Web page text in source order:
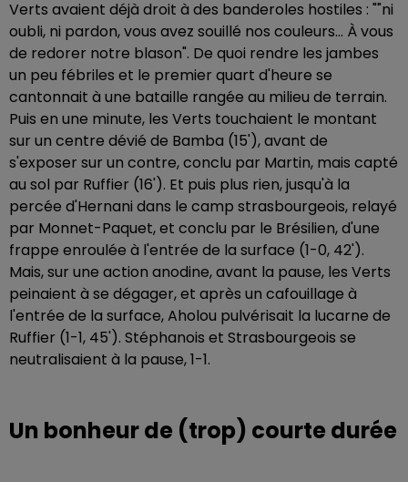
Verts avaient déjà droit à des banderoles hostiles : ""ni
oubli, ni pardon, vous avez souillé nos couleurs... À vous
de redorer notre blason". De quoi rendre les jambes
un peu fébriles et le premier quart d'heure se
cantonnait à une bataille rangée au milieu de terrain.
Puis en une minute, les Verts touchaient le montant
sur un centre dévié de Bamba (15'), avant de
s'exposer sur un contre, conclu par Martin, mais capté
au sol par Ruffier (16'). Et puis plus rien, jusqu'à la
percée d'Hernani dans le camp strasbourgeois, relayé
par Monnet-Paquet, et conclu par le Brésilien, d'une
frappe enroulée à l'entrée de la surface (1-0, 42').
Mais, sur une action anodine, avant la pause, les Verts
peinaient à se dégager, et après un cafouillage à
l'entrée de la surface, Aholou pulvérisait la lucarne de
Ruffier (1-1, 45'). Stéphanois et Strasbourgeois se
neutralisaient à la pause, 1-1.
Un bonheur de (trop) courte durée